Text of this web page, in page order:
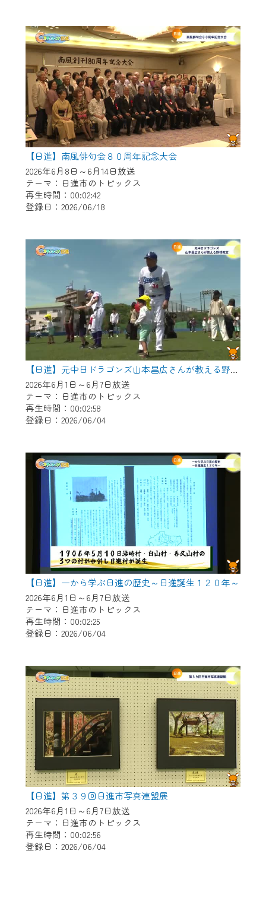
【日進】南風俳句会８０周年記念大会
2026年6月8日～6月14日放送
テーマ：日進市のトピックス
再生時間：00:02:42
登録日：2026/06/18
【日進】元中日ドラゴンズ山本昌広さんが教える野球教室
2026年6月1日～6月7日放送
テーマ：日進市のトピックス
再生時間：00:02:58
登録日：2026/06/04
【日進】一から学ぶ日進の歴史～日進誕生１２０年～
2026年6月1日～6月7日放送
テーマ：日進市のトピックス
再生時間：00:02:25
登録日：2026/06/04
【日進】第３９回日進市写真連盟展
2026年6月1日～6月7日放送
テーマ：日進市のトピックス
再生時間：00:02:56
登録日：2026/06/04